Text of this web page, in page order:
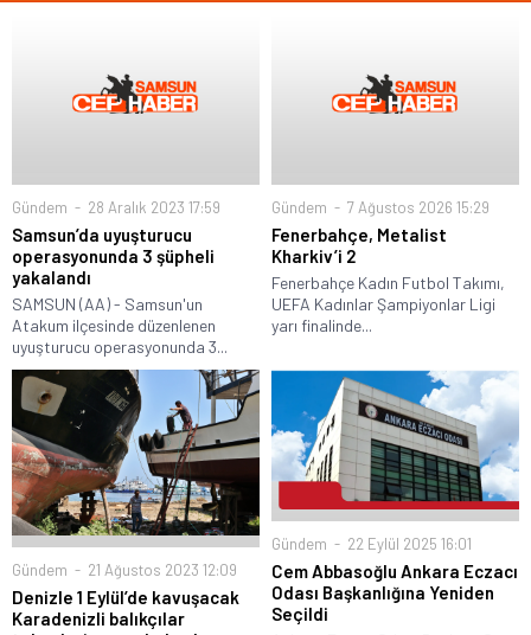
Gündem 28 Aralık 2023 17:59
Samsun’da uyuşturucu
operasyonunda 3 şüpheli
yakalandı
SAMSUN (AA) - Samsun'un
Atakum ilçesinde düzenlenen
uyuşturucu operasyonunda 3...
Gündem 7 Ağustos 2026 15:29
Fenerbahçe, Metalist
Kharkiv’i 2
Fenerbahçe Kadın Futbol Takımı,
UEFA Kadınlar Şampiyonlar Ligi
yarı finalinde...
Gündem 21 Ağustos 2023 12:09
Denizle 1 Eylül’de kavuşacak
Karadenizli balıkçılar
Gündem 22 Eylül 2025 16:01
Cem Abbasoğlu Ankara Eczacı
Odası Başkanlığına Yeniden
Seçildi